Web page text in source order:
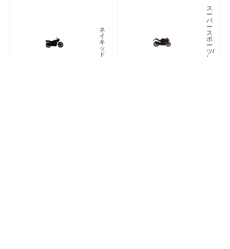
ネ
イ
キ
ッ
ド
ス
ー
パ
ー
ス
ポ
ー
ツ/
レ